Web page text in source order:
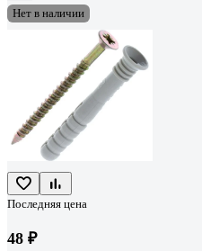
Нет в наличии
Последняя цена
48 ₽